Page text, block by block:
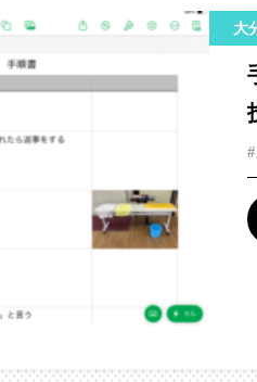
大